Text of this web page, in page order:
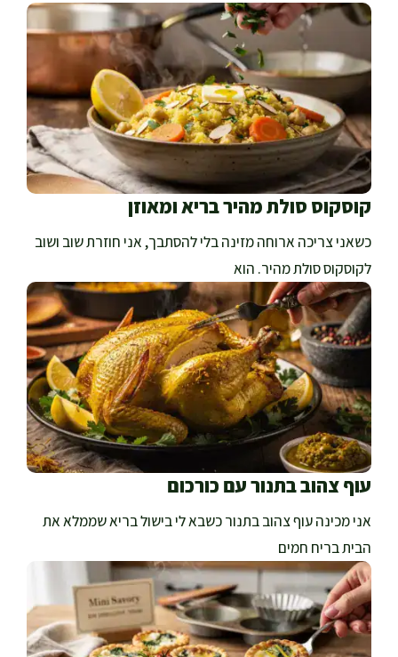
קוסקוס סולת מהיר בריא ומאוזן
כשאני צריכה ארוחה מזינה בלי להסתבך, אני חוזרת שוב ושוב
לקוסקוס סולת מהיר. הוא
עוף צהוב בתנור עם כורכום
אני מכינה עוף צהוב בתנור כשבא לי בישול בריא שממלא את
הבית בריח חמים